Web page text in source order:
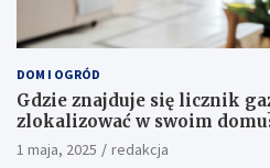
DOM I OGRÓD
Gdzie znajduje się licznik
zlokalizować w swoim
1 maja, 2025 redakcja